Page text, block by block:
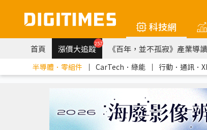
科技網
首頁 漲價大追蹤257 《百年，並不孤寂》產業導讀
半導體．零組件 ｜ CarTech．綠能 ｜ 行動．通訊．